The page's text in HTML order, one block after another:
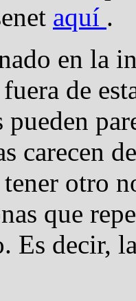
aquí .
en la
de
pueden
carecen
otro
que
Es decir,